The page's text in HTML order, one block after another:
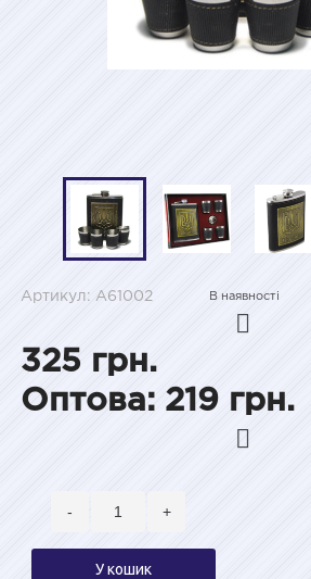
Артикул: A61002 В наявності
325 грн.
Оптова: 219 грн.
- +
У кошик